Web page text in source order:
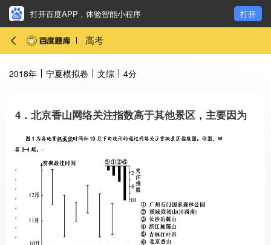
打开百度APP，体验智能小程序 打开
高考
2018年 宁夏模拟卷 文综 4分
4．北京香山网络关注指数高于其他景区，主要因为